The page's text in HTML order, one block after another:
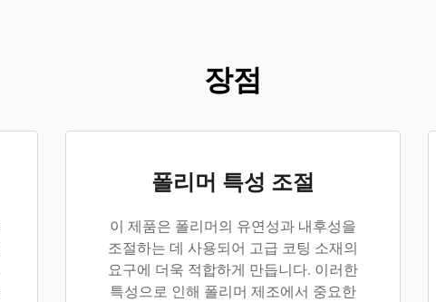
장점
폴리머 특성 조절
이 제품은 폴리머의 유연성과 내후성을
조절하는 데 사용되어 고급 코팅 소재의
요구에 더욱 적합하게 만듭니다. 이러한
특성으로 인해 폴리머 제조에서 중요한